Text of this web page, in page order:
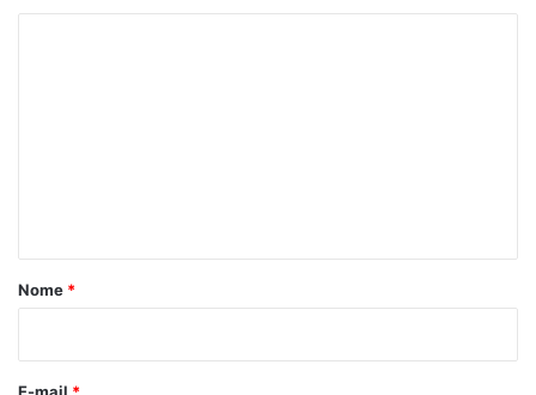
r
*
Nome *